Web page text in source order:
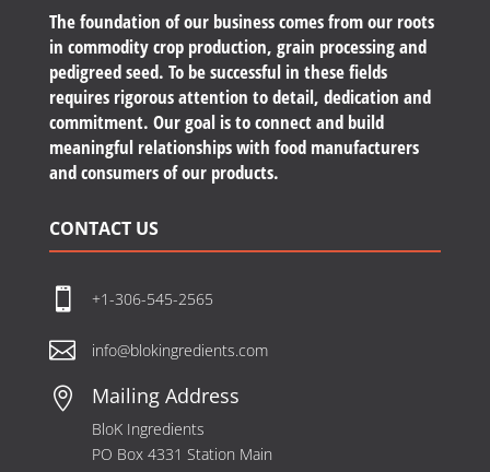
The foundation of our business comes from our roots
in commodity crop production, grain processing and
pedigreed seed. To be successful in these fields
requires rigorous attention to detail, dedication and
commitment. Our goal is to connect and build
meaningful relationships with food manufacturers
and consumers of our products.
CONTACT US
 +1-306-545-2565
 info@blokingredients.com
 Mailing Address
BloK Ingredients
PO Box 4331 Station Main